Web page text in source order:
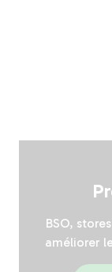
BSO,
améliorer